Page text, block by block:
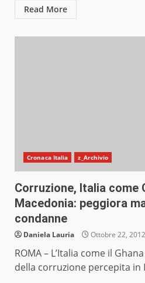
Read More
Cronaca Italia z_Archivio
Corruzione, Italia come
Macedonia: peggiora
condanne
Daniela Lauria Ottobre 22, 2012
ROMA – L’Italia come il
della corruzione percepita in